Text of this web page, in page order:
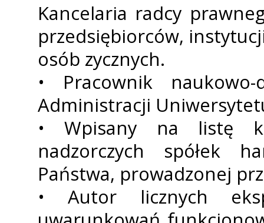
Kancelaria radcy
przedsiębiorców,
osób fizycznych.
• Pracownik
Administracji
• Wpisany na listę
nadzorczych spółek
Państwa, prowadzonej
• Autor licznych